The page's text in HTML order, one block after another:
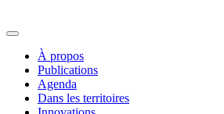
À propos
Publications
Agenda
Dans les territoires